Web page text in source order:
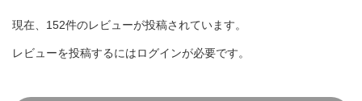
現在、152件のレビューが投稿されています。
レビューを投稿するにはログインが必要です。